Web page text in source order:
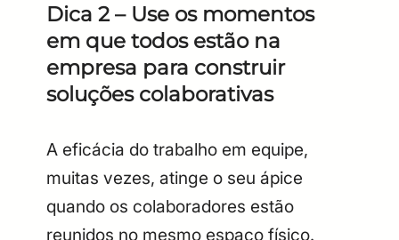
Dica 2 – Use os momentos
em que todos estão na
empresa para construir
soluções colaborativas
A eficácia do trabalho em equipe,
muitas vezes, atinge o seu ápice
quando os colaboradores estão
reunidos no mesmo espaço físico.